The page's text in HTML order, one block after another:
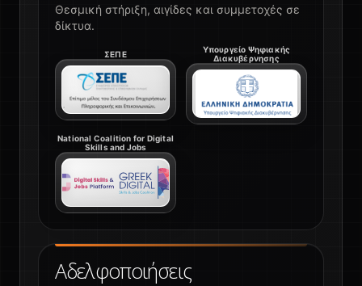
Αδελφοποιήσεις
Θεσμική στήριξη, αιγίδες και συμμετοχές σε
δίκτυα.
ΣΕΠΕ
Υπουργείο Ψηφιακής
Διακυβέρνησης
National Coalition for Digital
Skills and Jobs